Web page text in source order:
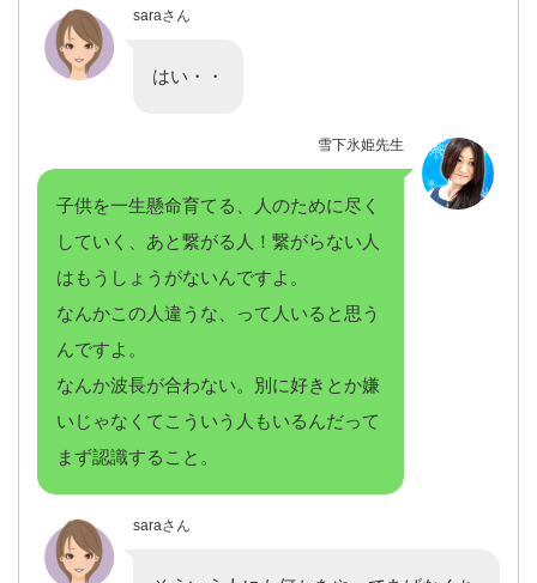
saraさん
はい・・
雪下氷姫先生
子供を一生懸命育てる、人のために尽く
していく、あと繋がる人！繋がらない人
はもうしょうがないんですよ。
なんかこの人違うな、って人いると思う
んですよ。
なんか波長が合わない。別に好きとか嫌
いじゃなくてこういう人もいるんだって
まず認識すること。
saraさん